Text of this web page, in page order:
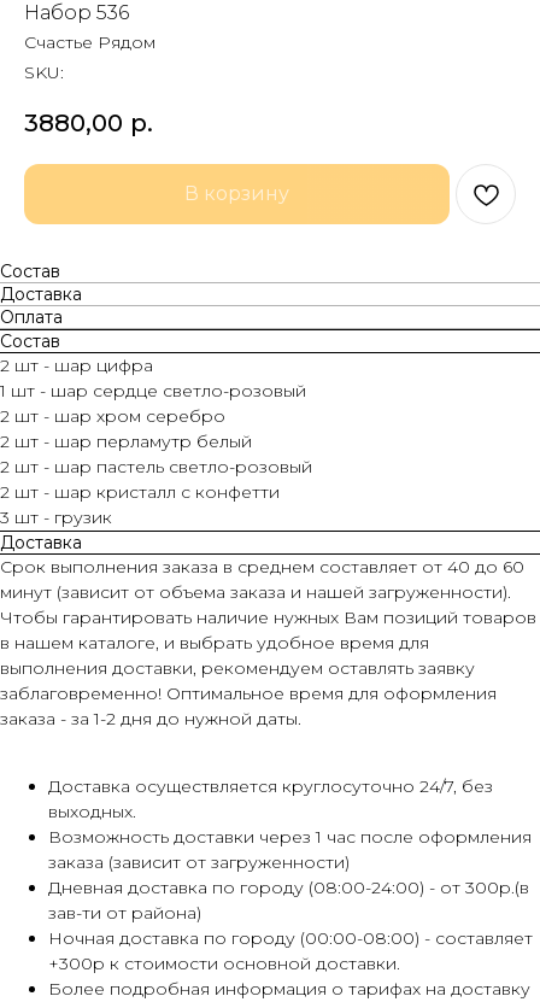
Набор 536
Счастье Рядом
SKU:
3880,00 р.
В корзину
Состав
Доставка
Оплата
Состав
2 шт - шар цифра
1 шт - шар сердце светло-розовый
2 шт - шар хром серебро
2 шт - шар перламутр белый
2 шт - шар пастель светло-розовый
2 шт - шар кристалл с конфетти
3 шт - грузик
Доставка
Срок выполнения заказа в среднем составляет от 40 до 60
минут (зависит от объема заказа и нашей загруженности).
Чтобы гарантировать наличие нужных Вам позиций товаров
в нашем каталоге, и выбрать удобное время для
выполнения доставки, рекомендуем оставлять заявку
заблаговременно! Оптимальное время для оформления
заказа - за 1-2 дня до нужной даты.
Доставка осуществляется круглосуточно 24/7, без
выходных.
Возможность доставки через 1 час после оформления
заказа (зависит от загруженности)
Дневная доставка по городу (08:00-24:00) - от 300р.(в
зав-ти от района)
Ночная доставка по городу (00:00-08:00) - составляет
+300р к стоимости основной доставки.
Более подробная информация о тарифах на доставку